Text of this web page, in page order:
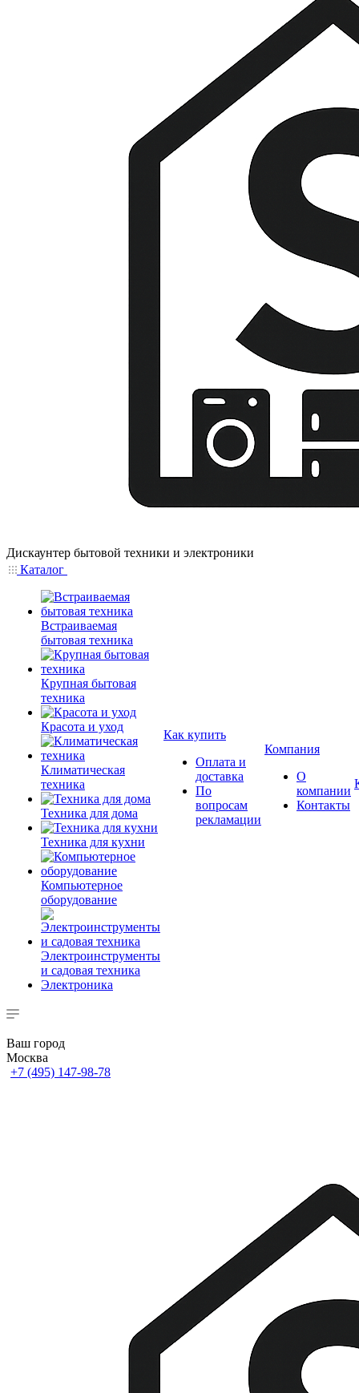
Дискаунтер бытовой техники и электроники
Каталог
Встраиваемая
бытовая техника
Крупная бытовая
техника
Красота и уход
Климатическая
техника
Техника для дома
Техника для кухни
Компьютерное
оборудование
Электроинструменты
и садовая техника
Электроника
Как купить
Оплата и
доставка
По
вопросам
рекламации
Компания
О
компании
Контакты
Ваш город
Москва
+7 (495) 147-98-78